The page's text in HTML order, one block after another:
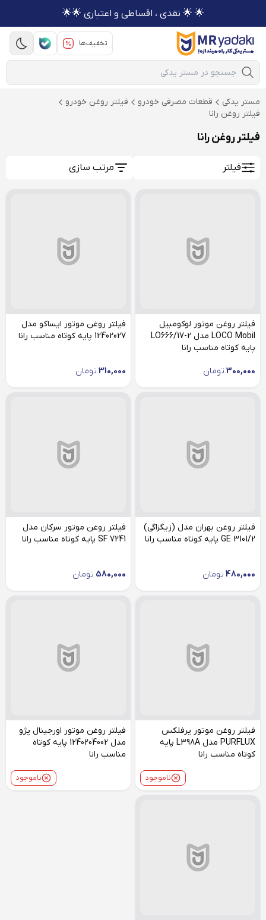
🌟 🌟 نقدی ، اقساطی و اعتباری 🌟🌟
تخفیف‌ها
Mobile Search
مستر یدکی قطعات مصرفی خودرو
فیلتر روغن خودرو
فیلتر روغن رانا
فیلتر روغن رانا
فیلتر مرتب سازی
فیلتر روغن موتور لوکومبیل
LOCO Mobil مدل LO666/17-2
پایه کوتاه مناسب رانا
300,000 تومان
فیلتر روغن موتور ایساکو مدل
12402027 پایه کوتاه مناسب رانا
310,000 تومان
فیلتر روغن بهران مدل (زیگزاگی)
GE 3101/2 پایه کوتاه مناسب رانا
480,000 تومان
فیلتر روغن موتور سرکان مدل
SF 7241 پایه کوتاه مناسب رانا
580,000 تومان
فیلتر روغن موتور پرفلکس
PURFLUX مدل L398A پایه
کوتاه مناسب رانا
ناموجود
فیلتر روغن موتور اورجینال پژو
مدل 1240204002 پایه کوتاه
مناسب رانا
ناموجود